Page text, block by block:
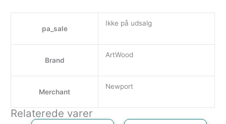
pa_sale
Ikke på udsalg
Brand
ArtWood
Merchant
Newport
Relaterede varer